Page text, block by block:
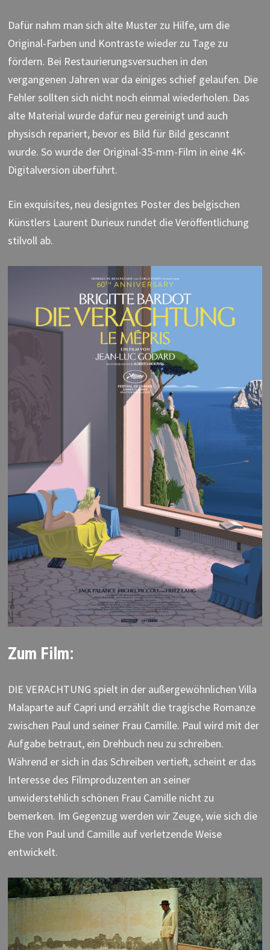
Dafür nahm man sich alte Muster zu Hilfe, um die
Original-Farben und Kontraste wieder zu Tage zu
fördern. Bei Restaurierungsversuchen in den
vergangenen Jahren war da einiges schief gelaufen. Die
Fehler sollten sich nicht noch einmal wiederholen. Das
alte Material wurde dafür neu gereinigt und auch
physisch repariert, bevor es Bild für Bild gescannt
wurde. So wurde der Original-35-mm-Film in eine 4K-
Digitalversion überführt.
Ein exquisites, neu designtes Poster des belgischen
Künstlers Laurent Durieux rundet die Veröffentlichung
stilvoll ab.
Zum Film:
DIE VERACHTUNG spielt in der außergewöhnlichen Villa
Malaparte auf Capri und erzählt die tragische Romanze
zwischen Paul und seiner Frau Camille. Paul wird mit der
Aufgabe betraut, ein Drehbuch neu zu schreiben.
Während er sich in das Schreiben vertieft, scheint er das
Interesse des Filmproduzenten an seiner
unwiderstehlich schönen Frau Camille nicht zu
bemerken. Im Gegenzug werden wir Zeuge, wie sich die
Ehe von Paul und Camille auf verletzende Weise
entwickelt.